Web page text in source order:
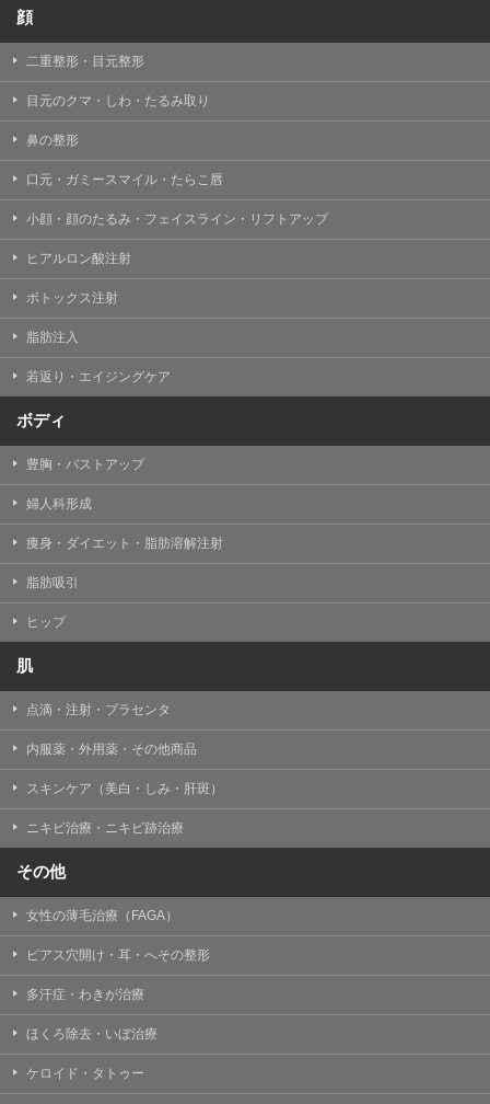
TCBグループは、個人情報保護法その他の法令により認
められる場合を除き、患者様の同意なしに、取得情報を
ん。
【個人情報の開示・訂正・利用停止について】
TCBグループは、本人の申し出により個人情報に関する
開示、訂正、更新、削除、利用停止その他お問い合わせ
について、これを適切に対応します。
【Cookie(クッキー)について】
Cookieは、一般的にインターネット閲覧を行う際、又は
の閲覧情報を記憶させておく機能です。
TCBグループでは、Cookie及び類似技術を使用して収集
を分析し、パフォーマンス改善や、WEBサイトを通じて
提供するサービスの向上・改善のため、Cookieを使用す
ることがあります。ご使用のブラウザによりCookieを無
ジが正しく表示されなくなる場合がありますのでご留意
ください。
TCBグループが運営するWEBサイトでは、アクセスログ
として患者様の履歴情報をサーバ上に記録しています。
アクセスログはWEBサイトの保守管理や利用状況に関す
る統計分析のために使用されます。それ以外の目的で使
用されることはありません。
事業上の必要性等に応じて、改定される場合がありま
す。
掲載したときをもって効力を生じるものとします。
顔
二重整形・目元整形
目元のクマ・しわ・たるみ取り
鼻の整形
口元・ガミースマイル・たらこ唇
小顔・顔のたるみ・フェイスライン・リフトアップ
ヒアルロン酸注射
ボトックス注射
脂肪注入
若返り・エイジングケア
ボディ
豊胸・バストアップ
婦人科形成
痩身・ダイエット・脂肪溶解注射
脂肪吸引
ヒップ
肌
点滴・注射・プラセンタ
内服薬・外用薬・その他商品
スキンケア（美白・しみ・肝斑）
ニキビ治療・ニキビ跡治療
その他
女性の薄毛治療（FAGA）
ピアス穴開け・耳・へその整形
多汗症・わきが治療
ほくろ除去・いぼ治療
ケロイド・タトゥー